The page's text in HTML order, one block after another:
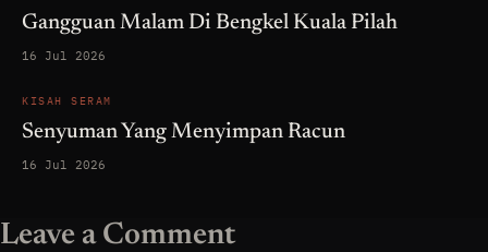
Gangguan Malam Di Bengkel Kuala Pilah
16 Jul 2026
KISAH SERAM
Senyuman Yang Menyimpan Racun
16 Jul 2026
Leave a Comment